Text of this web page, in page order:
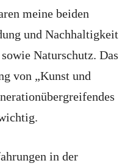
meine beiden
und Nachhaltigkeit
Naturschutz. Das
von „Kunst und
in der